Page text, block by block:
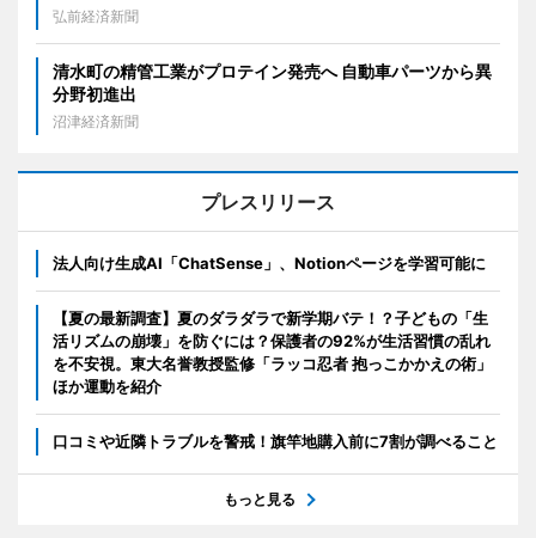
弘前経済新聞
清水町の精管工業がプロテイン発売へ 自動車パーツから異
分野初進出
沼津経済新聞
プレスリリース
法人向け生成AI「ChatSense」、Notionページを学習可能に
【夏の最新調査】夏のダラダラで新学期バテ！？子どもの「生
活リズムの崩壊」を防ぐには？保護者の92%が生活習慣の乱れ
を不安視。東大名誉教授監修「ラッコ忍者 抱っこかかえの術」
ほか運動を紹介
口コミや近隣トラブルを警戒！旗竿地購入前に7割が調べること
もっと見る